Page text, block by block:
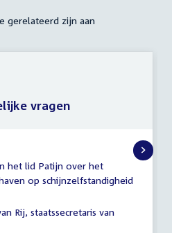
gerelateerd zijn aan
het lid Patijn over het
op schijnzelfstandigheid
Rij, staatssecretaris van
vragen